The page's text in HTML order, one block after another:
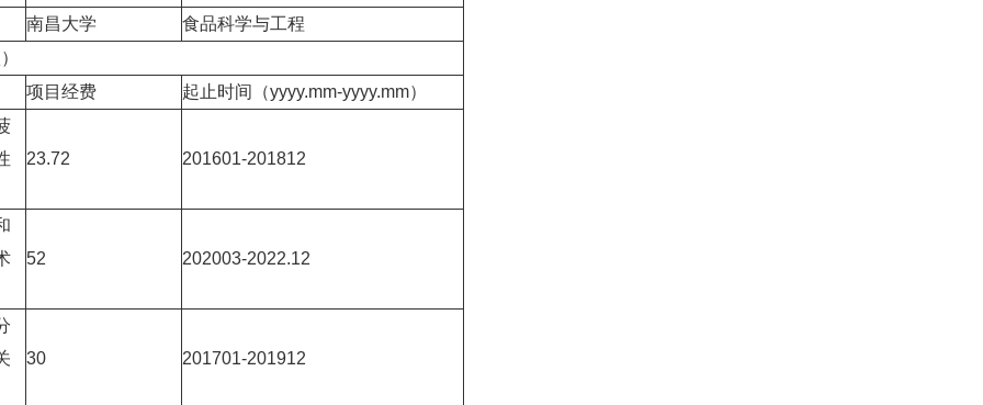
南昌大学
食品科学与工程
项目经费 起止时间（yyyy.mm-yyyy.mm）
23.72 201601-201812
52 202003-2022.12
30 201701-201912